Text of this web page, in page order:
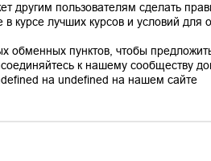
другим пользователям сделать
курсе лучших курсов и условий для
обменных пунктов, чтобы
к нашему сообществу
на undefined на нашем сайте